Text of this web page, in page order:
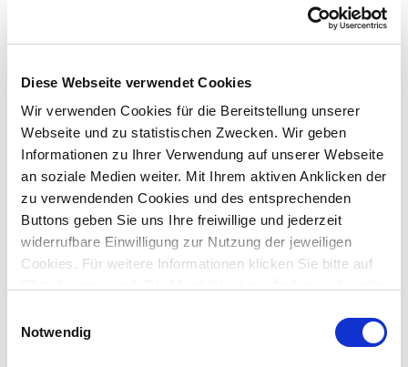
Diese Webseite verwendet Cookies
Wir verwenden Cookies für die Bereitstellung unserer
Webseite und zu statistischen Zwecken. Wir geben
Informationen zu Ihrer Verwendung auf unserer Webseite
an soziale Medien weiter. Mit Ihrem aktiven Anklicken der
zu verwendenden Cookies und des entsprechenden
Buttons geben Sie uns Ihre freiwillige und jederzeit
widerrufbare Einwilligung zur Nutzung der jeweiligen
Cookies. Für weitere Informationen klicken Sie bitte auf
Datenschutzerklärung
Notwendig
Kinder abzuwägen. Fachgerechte Informationen, wie
Eltern den Weg ins Internet für Grundschulkinder durch
Einstellungen sicher gestalten, können helfen. Mit der
Einführung von KI-gestützten Chat-Modellen wie Mistral,
Claude 3 Haiku, Llama, ChatGPT oder anderen
Technologien, werden Audio-, Text-, Bild- und
Erwachsene faszinieren. Der Frage, wo stoßen Kinder
im Internet auf KI-generierte Inhalte oder Angebote, wie
abgesichert ist deren Informationsgehalt und welcher
Umgang empfiehlt sich, um Risiken zu vermeiden, gehen